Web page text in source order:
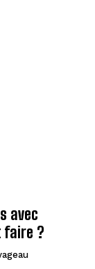
avec
faire ?